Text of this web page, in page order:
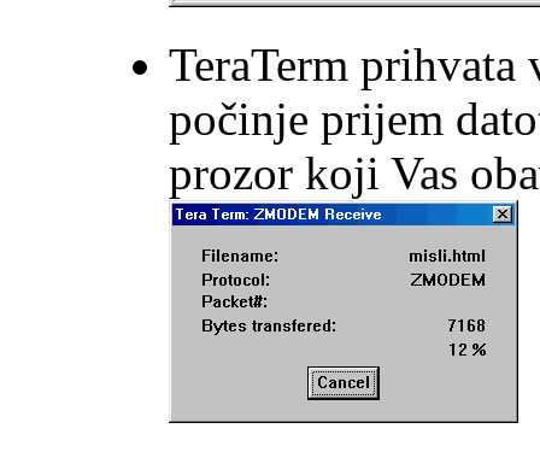
TeraTerm prihvata
počinje prijem
prozor koji Vas